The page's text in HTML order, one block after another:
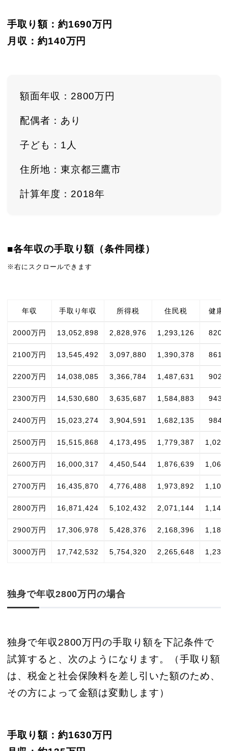
手取り額：約1690万円
月収：約140万円
額面年収：2800万円
配偶者：あり
子ども：1人
住所地：東京都三鷹市
計算年度：2018年
■各年収の手取り額（条件同様）
※右にスクロールできます
年収 手取り年収 所得税 住民税 健康
2000万円 13,052,898 2,828,976 1,293,126
2100万円 13,545,492 3,097,880 1,390,378
2200万円 14,038,085 3,366,784 1,487,631
2300万円 14,530,680 3,635,687 1,584,883
2400万円 15,023,274 3,904,591 1,682,135
2500万円 15,515,868 4,173,495 1,779,387
2600万円 16,000,317 4,450,544 1,876,639
2700万円 16,435,870 4,776,488 1,973,892
2800万円 16,871,424 5,102,432 2,071,144
2900万円 17,306,978 5,428,376 2,168,396
3000万円 17,742,532 5,754,320 2,265,648
独身で年収2800万円の場合
独身で年収2800万円の手取り額を下記条件で
試算すると、次のようになります。（手取り額
は、税金と社会保険料を差し引いた額のため、
その方によって金額は変動します）
手取り額：約1630万円